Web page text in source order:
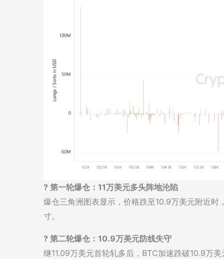
? 第一轮爆仓：11万美元多头阵地沦陷
爆仓三角洲图表显示，价格跌至10.9万美元附近
寸。
? 第二轮爆仓：10.9万美元防线失守
继11.09万美元首轮轧多后，BTC加速跌破10.9万